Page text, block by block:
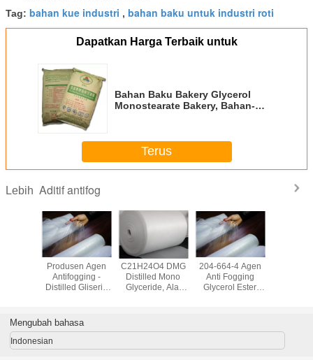
Tag: bahan kue industri , bahan baku untuk industri roti
Dapatkan Harga Terbaik untuk
Bahan Baku Bakery Glycerol
Monostearate Bakery, Bahan-
Terus
Lebih Aditif antifog
Produsen Agen
Antifogging -
Distilled Gliserin
C21H24O4 DMG
Distilled Mono
Glyceride, Alat
Industri 123-94-4
204-664-4 Agen
Anti Fogging
Glycerol Ester
Mengubah bahasa
Indonesian